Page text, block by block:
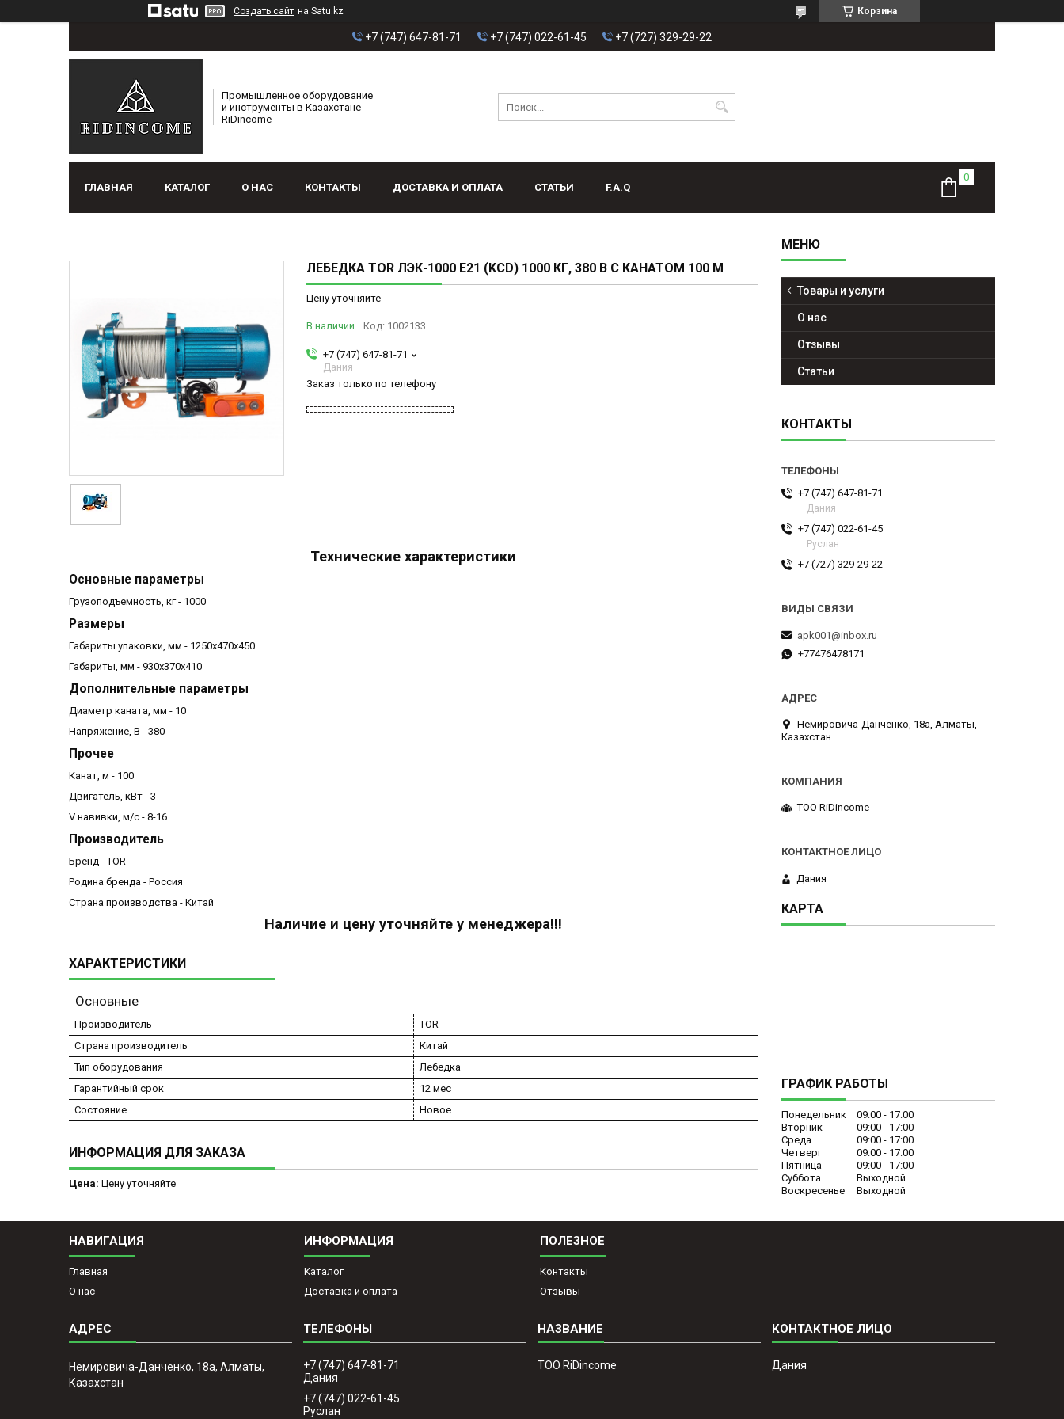
Создать сайт на Satu.kz Корзина
+7 (747) 647-81-71 +7 (747) 022-61-45 +7 (727) 329-29-22
Промышленное оборудование
и инструменты в Казахстане -
RiDincome
ГЛАВНАЯ КАТАЛОГ О НАС КОНТАКТЫ ДОСТАВКА И ОПЛАТА СТАТЬИ F.A.Q
ЛЕБЕДКА TOR ЛЭК-1000 E21 (KCD) 1000 КГ, 380 В С КАНАТОМ 100 М
Цену уточняйте
В наличии Код: 1002133
+7 (747) 647-81-71
Дания
Заказ только по телефону
Технические характеристики
Основные параметры
Грузоподъемность, кг - 1000
Размеры
Габариты упаковки, мм - 1250х470х450
Габариты, мм - 930х370х410
Дополнительные параметры
Диаметр каната, мм - 10
Напряжение, В - 380
Прочее
Канат, м - 100
Двигатель, кВт - 3
V навивки, м/с - 8-16
Производитель
Бренд - TOR
Родина бренда - Россия
Страна производства - Китай
Наличие и цену уточняйте у менеджера!!!
ХАРАКТЕРИСТИКИ
Основные
Производитель
TOR
Страна производитель
Китай
Тип оборудования
Лебедка
Гарантийный срок
12 мес
Состояние
Новое
ИНФОРМАЦИЯ ДЛЯ ЗАКАЗА
Цена: Цену уточняйте
Товары и услуги
О нас
Отзывы
Статьи
КОНТАКТЫ
+7 (747) 647-81-71
Дания
+7 (747) 022-61-45
Руслан
+7 (727) 329-29-22
apk001@inbox.ru
+77476478171
Немировича-Данченко, 18а, Алматы,
Казахстан
ТОО RiDincome
Дания
КАРТА
ГРАФИК РАБОТЫ
Понедельник 09:00
17:00
Вторник
09:00
17:00
Среда
09:00
17:00
Четверг
09:00
17:00
Пятница
09:00
17:00
Суббота
Выходной
Воскресенье
Выходной
НАВИГАЦИЯ
Главная
О нас
ИНФОРМАЦИЯ
Каталог
Доставка и оплата
ПОЛЕЗНОЕ
Контакты
Отзывы
Немировича-Данченко, 18а, Алматы,
Казахстан
+7 (747) 647-81-71
Дания
+7 (747) 022-61-45
Руслан
ТОО RiDincome Дания